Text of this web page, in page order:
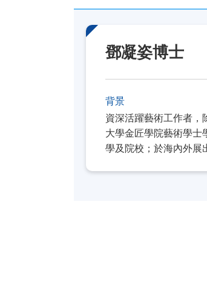
鄧凝姿博士
背景
資深活躍藝術工作者，
大學金匠學院藝術學士
學及院校；於海內外展